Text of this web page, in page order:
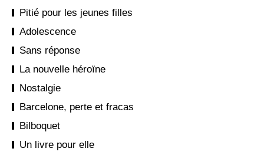
Pitié pour les jeunes filles
Adolescence
Sans réponse
La nouvelle héroïne
Nostalgie
Barcelone, perte et fracas
Bilboquet
Un livre pour elle